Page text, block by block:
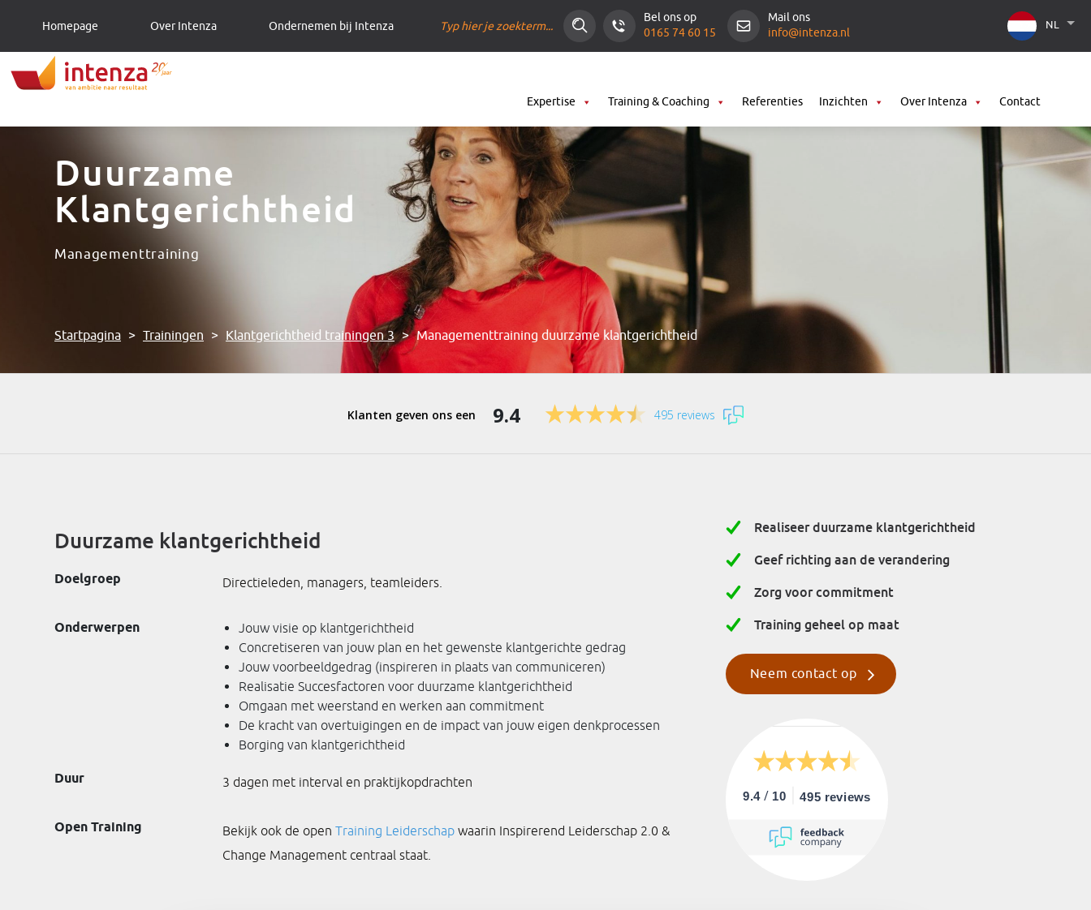
Homepage Over Intenza Ondernemen bij Intenza Zoeken
Bel ons op
0165 74 60 15
Mail ons
info@intenza.nl
NL
Expertise Training & Coaching Referenties Inzichten Over Intenza Contact
Startpagina > Trainingen > Klantgerichtheid trainingen 3 > Managementtraining duurzame klantgerichtheid
Duurzame
Klantgerichtheid
Managementtraining
9.4 495 reviews
Duurzame klantgerichtheid
Doelgroep Directieleden, managers, teamleiders.
Onderwerpen
Jouw visie op klantgerichtheid
Concretiseren van jouw plan en het gewenste klantgerichte gedrag
Jouw voorbeeldgedrag (inspireren in plaats van communiceren)
Realisatie Succesfactoren voor duurzame klantgerichtheid
Omgaan met weerstand en werken aan commitment
De kracht van overtuigingen en de impact van jouw eigen denkprocessen
Borging van klantgerichtheid
Duur 3 dagen met interval en praktijkopdrachten
Open Training Bekijk ook de open Training Leiderschapwaarin Inspirerend Leiderschap 2.0 &
Change Management centraal staat.
Realiseer duurzame klantgerichtheid
Geef richting aan de verandering
Zorg voor commitment
Training geheel op maat
Neem contact op
9.4 / 10 495 reviews